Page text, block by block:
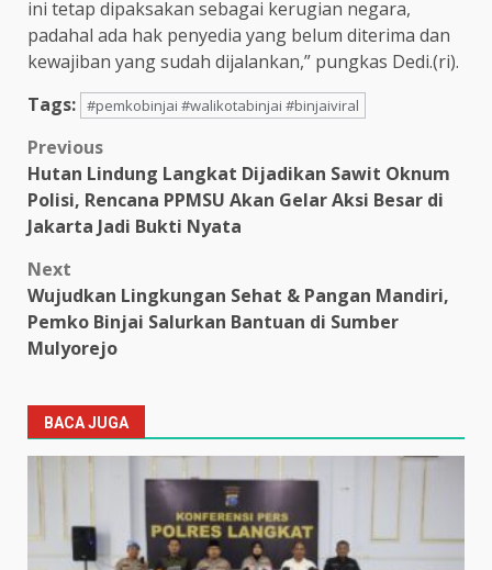
ini tetap dipaksakan sebagai kerugian negara,
padahal ada hak penyedia yang belum diterima dan
kewajiban yang sudah dijalankan,” pungkas Dedi.(ri).
Tags: #pemkobinjai #walikotabinjai #binjaiviral
Post
navigation
Previous
Hutan Lindung Langkat Dijadikan Sawit Oknum
Polisi, Rencana PPMSU Akan Gelar Aksi Besar di
Jakarta Jadi Bukti Nyata
Next
Wujudkan Lingkungan Sehat & Pangan Mandiri,
Pemko Binjai Salurkan Bantuan di Sumber
Mulyorejo
BACA JUGA